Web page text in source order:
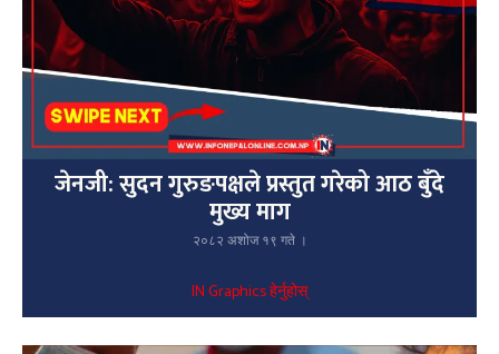
जेनजी: सुदन गुरुङपक्षले प्रस्तुत गरेको आठ बुँदे
मुख्य माग
२०८२ अशोज १९ गते ।
IN Graphics हेर्नुहोस्